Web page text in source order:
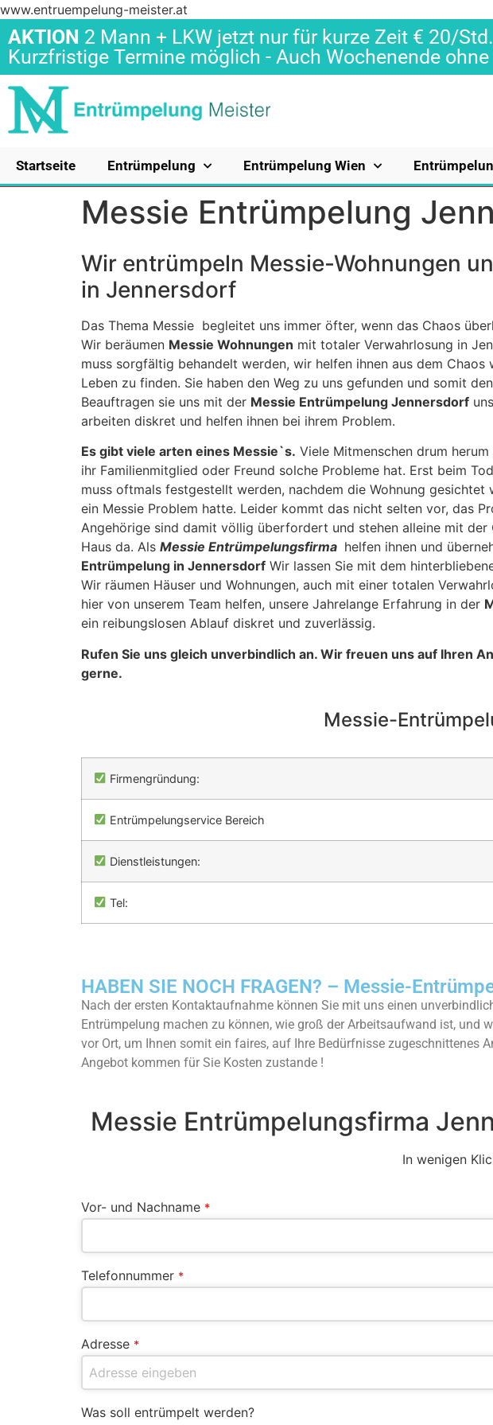
www.entruempelung-meister.at
AKTION 2 Mann + LKW jetzt nur für kurze Zeit € 20/
Kurzfristige Termine möglich - Auch Wochenende
Startseite Entrümpelung Entrümpelung Wien
Messie Entrümpelung
Wir entrümpeln Messie-Wohnungen
in Jennersdorf
Das Thema Messie begleitet uns immer öfter, wenn das Chaos
Wir beräumen Messie Wohnungen mit totaler Verwahrlosung in
muss sorgfältig behandelt werden, wir helfen ihnen aus dem Chaos
Leben zu finden. Sie haben den Weg zu uns gefunden und somit
Beauftragen sie uns mit der Messie Entrümpelung Jennersdorf
arbeiten diskret und helfen ihnen bei ihrem Problem.
Es gibt viele arten eines Messie`s. Viele Mitmenschen drum
ihr Familienmitglied oder Freund solche Probleme hat. Erst beim
muss oftmals festgestellt werden, nachdem die Wohnung gesichtet
ein Messie Problem hatte. Leider kommt das nicht selten vor, das
Angehörige sind damit völlig überfordert und stehen alleine mit der
Haus da. Als Messie Entrümpelungsfirma helfen ihnen und
Entrümpelung in Jennersdorf Wir lassen Sie mit dem
Wir räumen Häuser und Wohnungen, auch mit einer totalen
hier von unserem Team helfen, unsere Jahrelange Erfahrung in der
ein reibungslosen Ablauf diskret und zuverlässig.
Rufen Sie uns gleich unverbindlich an. Wir freuen uns auf Ihren
gerne.
Messie-
Firmengründung:
Entrümpelungservice Bereich
Dienstleistungen:
Tel:
HABEN SIE NOCH FRAGEN? – Messie-
Nach der ersten Kontaktaufnahme können Sie mit uns einen
Entrümpelung machen zu können, wie groß der Arbeitsaufwand ist, und
vor Ort, um Ihnen somit ein faires, auf Ihre Bedürfnisse zugeschnittenes
Angebot kommen für Sie Kosten zustande !
Messie Entrümpelungsfirma
In wenigen
Vor- und Nachname *
Telefonnummer *
Adresse *
Was soll entrümpelt werden?